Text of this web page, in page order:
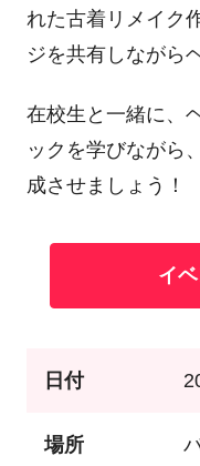
れた古着リメイク
ジを共有しながら
在校生と一緒に、
ックを学びながら
成させましょう！
イ
日付
場所